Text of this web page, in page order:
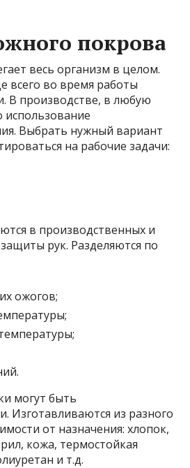
покрова
весь организм в целом.
всего во время работы
В производстве, в любую
использование
Выбрать нужный вариант
на рабочие задачи:
в производственных и
рук. Разделяются по
ожогов;
могут быть
Изготавливаются из разного
от назначения: хлопок,
кожа, термостойкая
и т.д.